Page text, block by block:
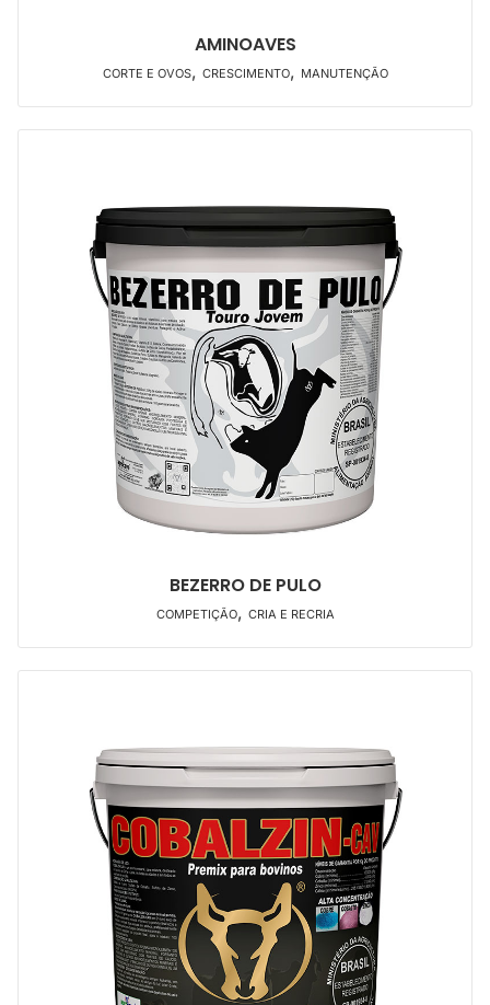
AMINOAVES
CORTE E OVOS, CRESCIMENTO, MANUTENÇÃO
BEZERRO DE PULO
COMPETIÇÃO, CRIA E RECRIA